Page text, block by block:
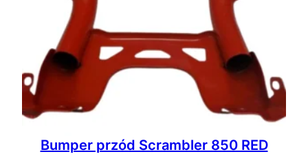
Bumper przód Scrambler 850 RED